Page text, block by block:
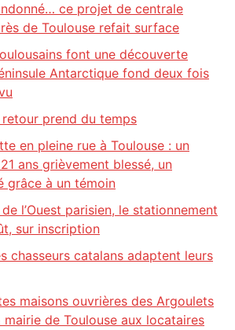
ce projet de centrale
de Toulouse refait surface
font une découverte
Antarctique fond deux fois
prend du temps
en pleine rue à Toulouse : un
ans grièvement blessé, un
grâce à un témoin
l’Ouest parisien, le stationnement
sur inscription
chasseurs catalans adaptent leurs
maisons ouvrières des Argoulets
mairie de Toulouse aux locataires